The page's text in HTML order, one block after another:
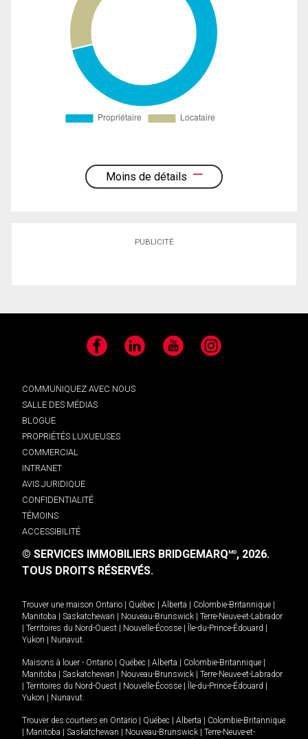
Moins de détails
PUBLICITÉ
Facebook LinkedIn YouTube Instagram
COMMUNIQUEZ AVEC NOUS
SALLE DES MÉDIAS
BLOGUE
PROPRIÉTÉS LUXUEUSES
COMMERCIAL
INTRANET
AVIS JURIDIQUE
CONFIDENTIALITÉ
TÉMOINS
ACCESSIBILITÉ
© SERVICES IMMOBILIERS BRIDGEMARQMD, 2026.
TOUS DROITS RÉSERVÉS.
Trouver une maison Ontario Québec Alberta Colombie-Britannique
Manitoba
Saskatchewan Nouveau-Brunswick
Terre-Neuve-et-Labrador
Territoires du Nord-Ouest Nouvelle-Écosse Île-du-Prince-Édouard
Yukon
Nunavut.
Maisons à louer - Ontario Québec Alberta Colombie-Britannique
Manitoba
Saskatchewan Nouveau-Brunswick
Terre-Neuve-et-Labrador
Territoires du Nord-Ouest Nouvelle-Écosse Île-du-Prince-Édouard
Yukon
Nunavut.
Trouver des courtiers en Ontario Québec Alberta
Colombie-Britannique
Manitoba Saskatchewan Nouveau-Brunswick
Terre-Neuve-et-